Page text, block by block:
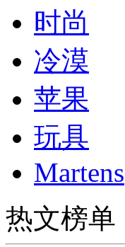
时尚
冷漠
苹果
玩具
Martens
热文榜单